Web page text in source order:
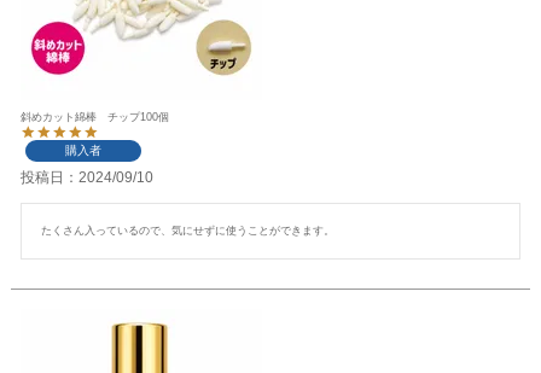
斜めカット綿棒 チップ100個
購入者
投稿日 2024/09/10
たくさん入っているので、気にせずに使うことができます。